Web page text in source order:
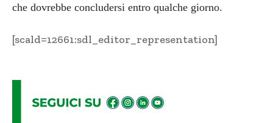
che dovrebbe concludersi entro qualche giorno.
[scald=12661:sdl_editor_representation]